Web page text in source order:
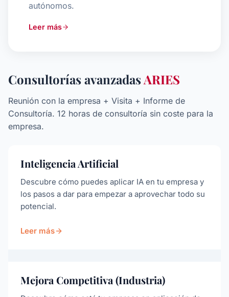
autónomos.
Leer más
Consultorías avanzadasARIES
Reunión con la empresa + Visita + Informe de
Consultoría. 12 horas de consultoría sin coste para la
empresa.
Inteligencia Artificial
Descubre cómo puedes aplicar IA en tu empresa y
los pasos a dar para empezar a aprovechar todo su
potencial.
Leer más
Mejora Competitiva (Industria)